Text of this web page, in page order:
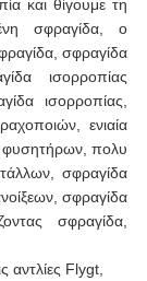
και θίγουμε τη
σφραγίδα, ο
σφραγίδα
ισορροπίας
ισορροπίας,
ενιαία
φυσητήρων, πολυ
σφραγίδα
σφραγίδα
σφραγίδα,
αντλίες Flygt,